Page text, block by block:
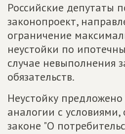
Российские депутаты
законопроект,
ограничение
неустойки по
случае невыполнения
обязательств.
Неустойку
аналогии с
законе "О